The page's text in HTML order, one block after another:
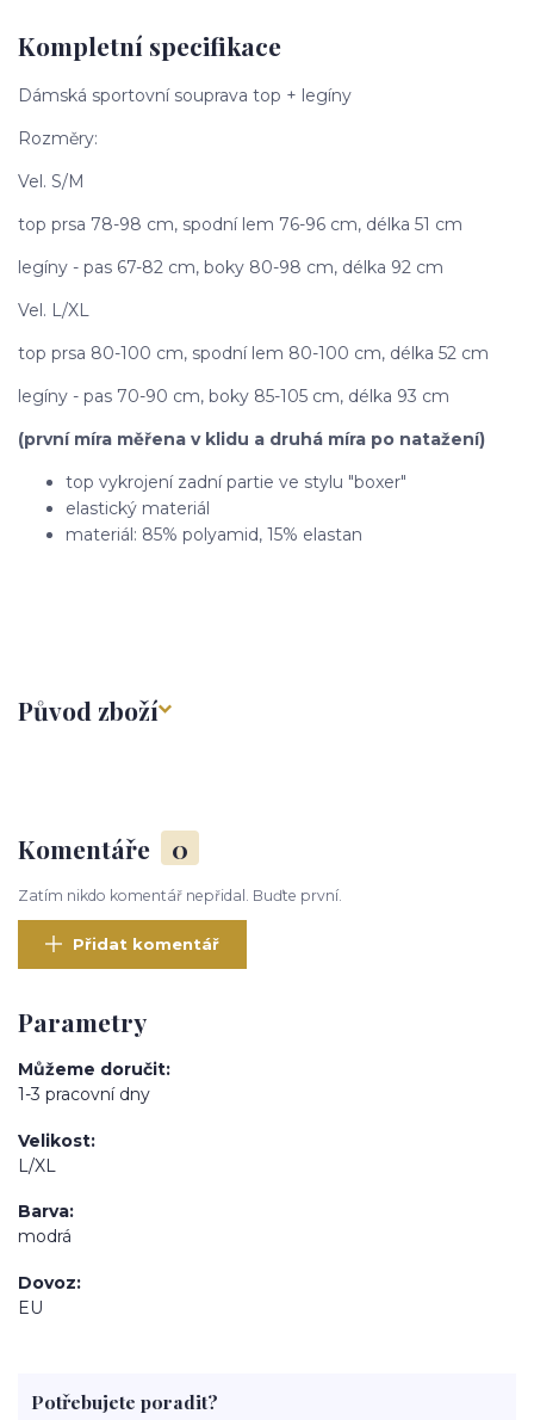
Kompletní specifikace
Dámská sportovní souprava top + legíny
Rozměry:
Vel. S/M
top prsa 78-98 cm, spodní lem 76-96 cm, délka 51 cm
legíny - pas 67-82 cm, boky 80-98 cm, délka 92 cm
Vel. L/XL
top prsa 80-100 cm, spodní lem 80-100 cm, délka 52 cm
legíny - pas 70-90 cm, boky 85-105 cm, délka 93 cm
(první míra měřena v klidu a druhá míra po natažení)
top vykrojení zadní partie ve stylu "boxer"
elastický materiál
materiál: 85% polyamid, 15% elastan
Původ zboží
Komentáře 0
Zatím nikdo komentář nepřidal. Buďte první.
Přidat komentář
Parametry
Můžeme doručit
1-3 pracovní dny
Velikost
L/XL
Barva
modrá
Dovoz
EU
Potřebujete poradit?